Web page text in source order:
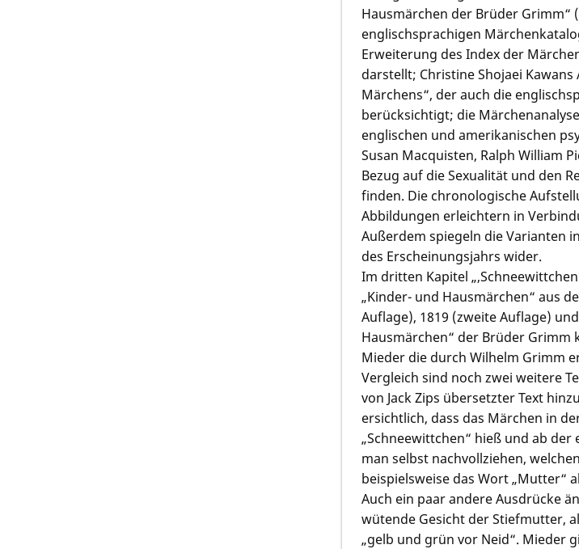
Hausmärchen der Brüder Grimm“
englischsprachigen
Erweiterung des Index der
darstellt; Christine Shojaei
Märchens“, der auch die
berücksichtigt; die
englischen und amerikanischen
Susan Macquisten, Ralph William
Bezug auf die Sexualität und den
finden. Die chronologische
Abbildungen erleichtern in
Außerdem spiegeln die Varianten
des Erscheinungsjahrs wider.
Im dritten Kapitel
„Kinder- und Hausmärchen“ aus
Auflage), 1819 (zweite Auflage)
Hausmärchen“ der Brüder
Mieder die durch Wilhelm Grimm
Vergleich sind noch zwei weitere
von Jack Zips übersetzter Text
ersichtlich, dass das Märchen in
„Schneewittchen“ hieß und ab der
man selbst nachvollziehen,
beispielsweise das Wort „Mutter“
Auch ein paar andere Ausdrücke
wütende Gesicht der Stiefmutter,
„gelb und grün vor Neid“. Mieder